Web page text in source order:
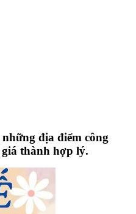
địa điểm công
thành hợp lý.